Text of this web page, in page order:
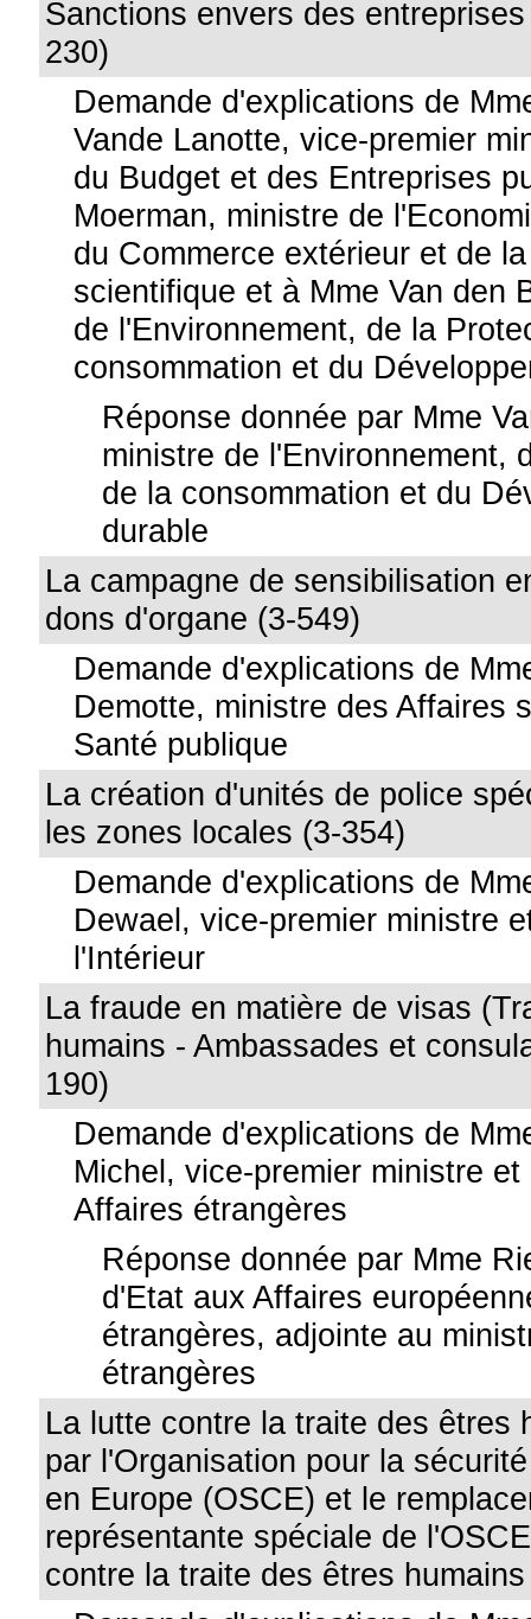
Sanctions envers des
230)
Demande d'explications de
Vande Lanotte, vice-premier
du Budget et des Entreprises
Moerman, ministre de
du Commerce extérieur et de
scientifique et à Mme Van den
de l'Environnement, de la
consommation et du
Réponse donnée par Mme
ministre de l'Environnement,
de la consommation et du
durable
La campagne de sensibilisation
dons d'organe (3-549)
Demande d'explications de
Demotte, ministre des Affaires
Santé publique
La création d'unités de police
les zones locales (3-354)
Demande d'explications de
Dewael, vice-premier ministre
l'Intérieur
La fraude en matière de visas
humains - Ambassades et
190)
Demande d'explications de
Michel, vice-premier ministre
Affaires étrangères
Réponse donnée par Mme
d'Etat aux Affaires
étrangères, adjointe au
étrangères
La lutte contre la traite des êtres
par l'Organisation pour la
en Europe (OSCE) et le
représentante spéciale de
contre la traite des êtres